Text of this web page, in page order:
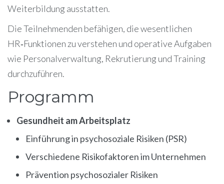
Weiterbildung ausstatten.
Die Teilnehmenden befähigen, die wesentlichen
HR‑Funktionen zu verstehen und operative Aufgaben
wie Personalverwaltung, Rekrutierung und Training
durchzuführen.
Programm
Gesundheit am Arbeitsplatz
Einführung in psychosoziale Risiken (PSR)
Verschiedene Risikofaktoren im Unternehmen
Prävention psychosozialer Risiken